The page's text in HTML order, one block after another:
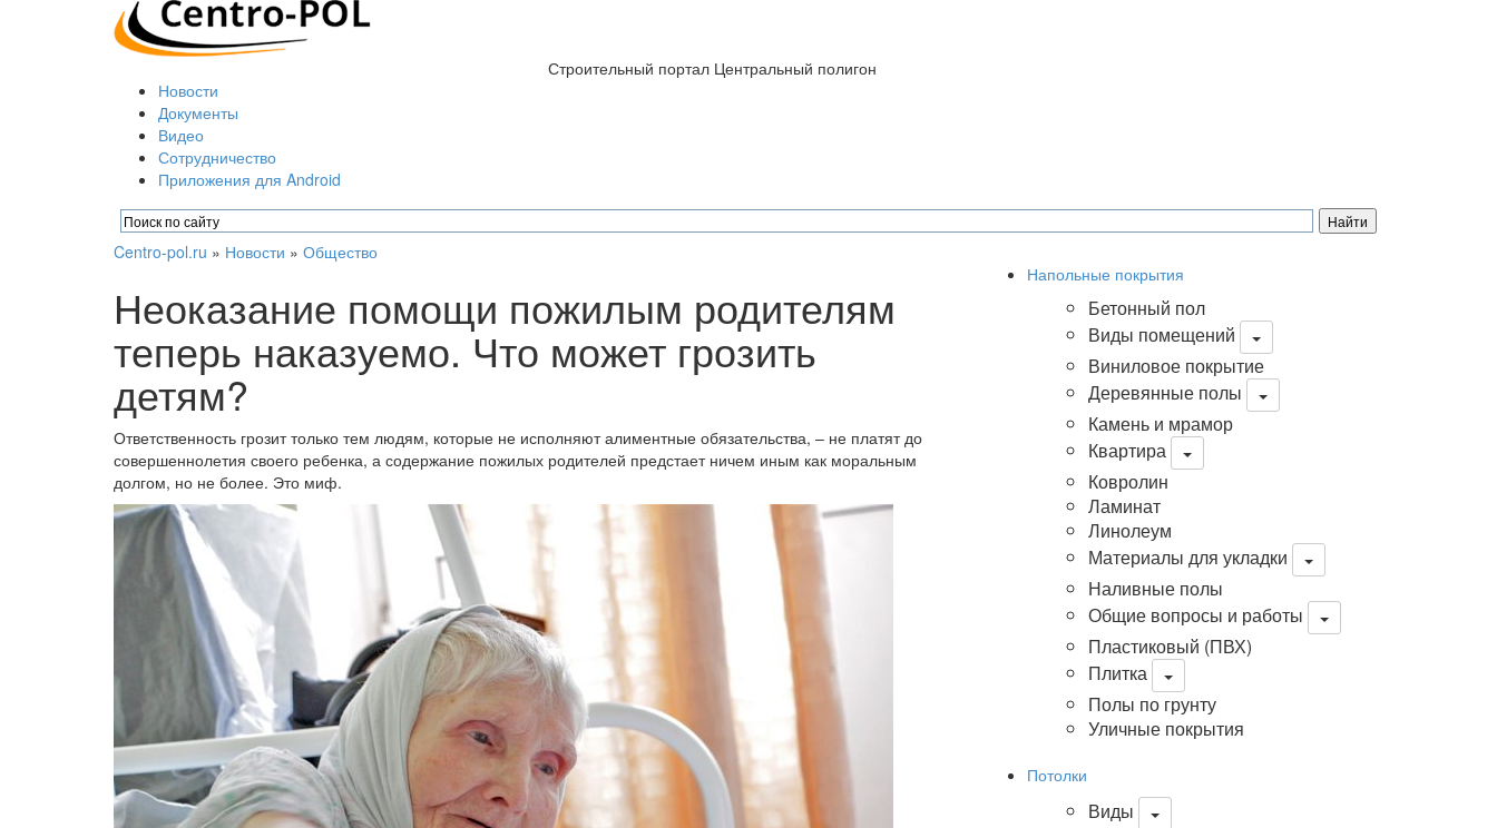
Строительный портал Центральный полигон
Новости
Документы
Видео
Сотрудничество
Приложения для Android
Centro-pol.ru » Новости » Общество
Неоказание помощи пожилым родителям
теперь наказуемо. Что может грозить
детям?
Ответственность грозит только тем людям, которые не исполняют алиментные обязательства, – не платят до
совершеннолетия своего ребенка, а содержание пожилых родителей предстает ничем иным как моральным
долгом, но не более. Это миф.
Напольные покрытия
Бетонный пол
Виды помещений
Виниловое покрытие
Деревянные полы
Камень и мрамор
Квартира
Ковролин
Ламинат
Линолеум
Материалы для укладки
Наливные полы
Общие вопросы и работы
Пластиковый (ПВХ)
Плитка
Полы по грунту
Уличные покрытия
Потолки
Виды